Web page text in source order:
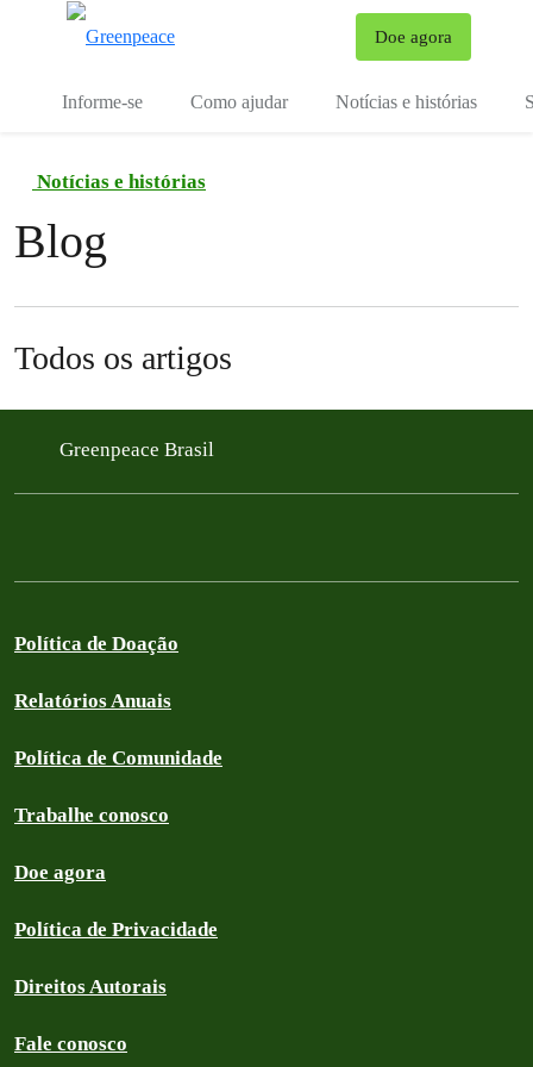
Doe agora
Informe-se Como ajudar Notícias e histórias
Notícias e histórias
Blog
Todos os artigos
Greenpeace Brasil
Política de Doação
Relatórios Anuais
Política de Comunidade
Trabalhe conosco
Doe agora
Política de Privacidade
Direitos Autorais
Fale conosco